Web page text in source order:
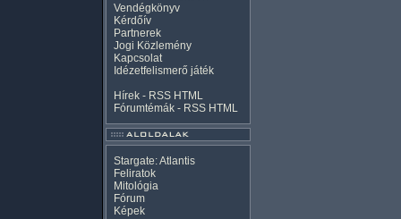
Vendégkönyv
Kérdőív
Partnerek
Jogi Közlemény
Kapcsolat
Idézetfelismerő játék
Hírek - RSS HTML
Fórumtémák - RSS HTML
Stargate: Atlantis
Feliratok
Mitológia
Fórum
Képek